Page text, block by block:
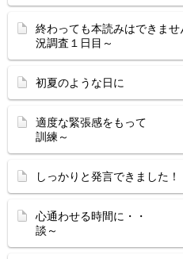
終わっても本読みはでき
況調査１日目～
初夏のような日に
適度な緊張感を
訓練～
しっかりと発言できま
心通わせる時間
談～